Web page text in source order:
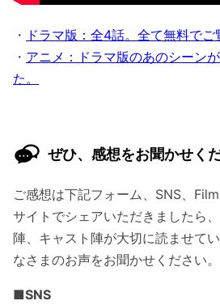
・ ドラマ版：全4話。全て無料でご
・ アニメ：ドラマ版のあのシーン
た。
ぜひ、感想をお聞かせく
ご感想は下記フォーム、SNS、
サイトでシェアいただきましたら
陣、キャスト陣が大切に読ませて
なさまのお声をお聞かせください。
■SNS